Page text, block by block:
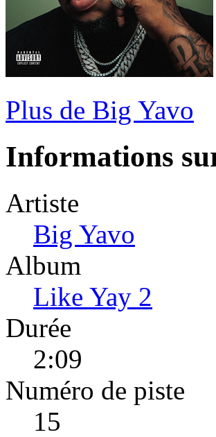
Plus de Big Yavo
Informations
Artiste
Big Yavo
Album
Like Yay 2
Durée
2:09
Numéro de piste
15